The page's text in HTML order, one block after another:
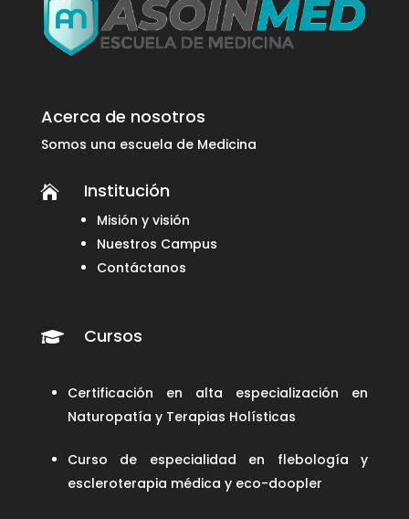
Acerca de nosotros
Somos una escuela de Medicina
 Institución
Misión y visión
Nuestros Campus
Contáctanos
 Cursos
Certificación en alta especialización en
Naturopatía y Terapias Holísticas
Curso de especialidad en flebología y
escleroterapia médica y eco-doopler